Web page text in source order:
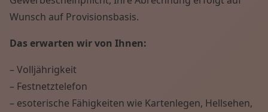
Wunsch auf Provisionsbasis.
Das erwarten wir von Ihnen:
– Volljährigkeit
– Festnetztelefon
– esoterische Fähigkeiten wie Kartenlegen, Hellsehen,